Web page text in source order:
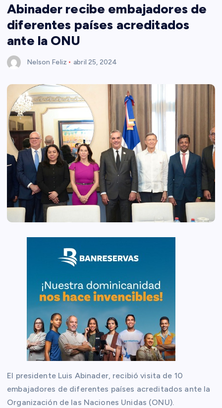
Abinader recibe embajadores de
diferentes países acreditados
ante la ONU
Nelson Feliz abril 25, 2024
El presidente Luis Abinader, recibió visita de 10
embajadores de diferentes países acreditados ante la
Organización de las Naciones Unidas (ONU).